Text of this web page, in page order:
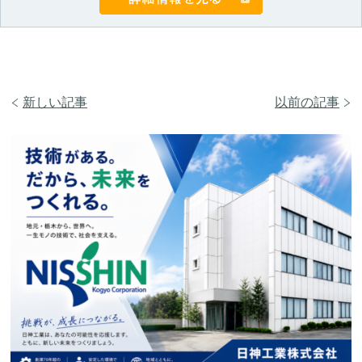
以前の記事
新しい記事